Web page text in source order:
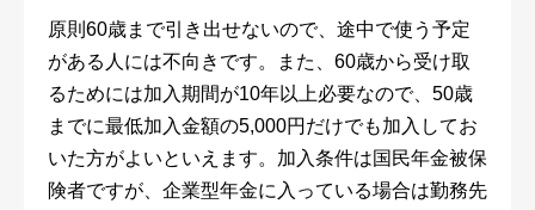
原則60歳まで引き出せないので、途中で使う予定
がある人には不向きです。また、60歳から受け取
るためには加入期間が10年以上必要なので、50歳
までに最低加入金額の5,000円だけでも加入してお
いた方がよいといえます。加入条件は国民年金被保
険者ですが、企業型年金に入っている場合は勤務先